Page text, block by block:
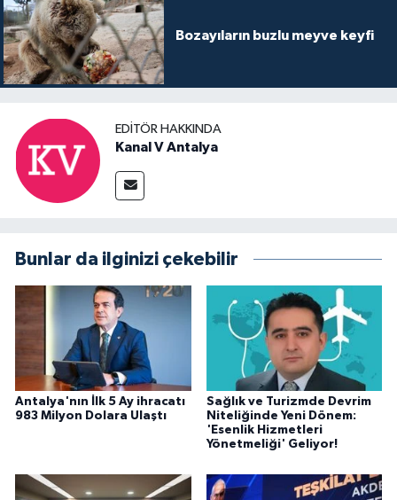
Bozayıların buzlu meyve keyfi
EDITÖR HAKKINDA
Kanal V Antalya
Bunlar da ilginizi çekebilir
Antalya'nın İlk 5 Ay ihracatı
983 Milyon Dolara Ulaştı
Sağlık ve Turizmde Devrim
Niteliğinde Yeni Dönem:
'Esenlik Hizmetleri
Yönetmeliği' Geliyor!